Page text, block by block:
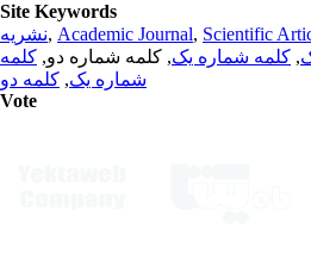
Site Keywords
نشریه, Academic Journal, Scientific
, کلمه شماره یک, کلمه شماره دو, کلمه
شماره یک, کلمه دو
Vote